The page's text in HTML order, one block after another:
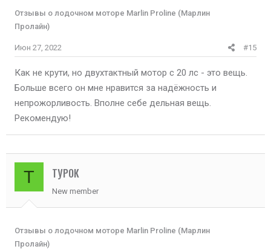
Отзывы о лодочном моторе Marlin Proline (Марлин
Пролайн)
Июн 27, 2022 #15
Как не крути, но двухтактный мотор с 20 лс - это вещь.
Больше всего он мне нравится за надёжность и
непрожорливость. Вполне себе дельная вещь.
Рекомендую!
Т ТУРОК
New member
Отзывы о лодочном моторе Marlin Proline (Марлин
Пролайн)